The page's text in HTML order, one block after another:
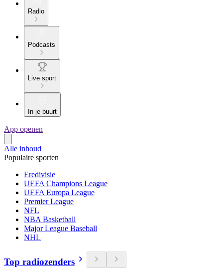
Radio
Podcasts
Live sport
In je buurt
App openen
Alle inhoud
Populaire sporten
Eredivisie
UEFA Champions League
UEFA Europa League
Premier League
NFL
NBA Basketball
Major League Baseball
NHL
Top radiozenders